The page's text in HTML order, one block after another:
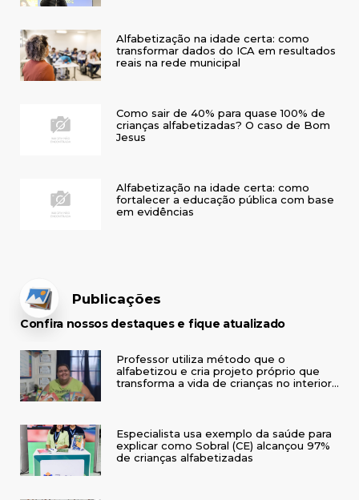
Alfabetização na idade certa: como
transformar dados do ICA em resultados
reais na rede municipal
Como sair de 40% para quase 100% de
crianças alfabetizadas? O caso de Bom
Jesus
Alfabetização na idade certa: como
fortalecer a educação pública com base
em evidências
Publicações
Confira nossos destaques e fique atualizado
Professor utiliza método que o
alfabetizou e cria projeto próprio que
transforma a vida de crianças no interior
Especialista usa exemplo da saúde para
explicar como Sobral (CE) alcançou 97%
de crianças alfabetizadas